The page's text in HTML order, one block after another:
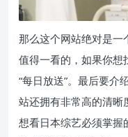
那么这个网站绝对是一
值得一看的，如果你想
“每日放送”。最后要介
站还拥有非常高的清晰
想看日本综艺必须掌握